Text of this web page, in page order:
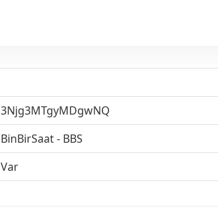
3Njg3MTgyMDgwNQ
BinBirSaat - BBS
Var